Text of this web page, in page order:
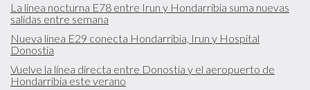
La línea nocturna E78 entre Irun y Hondarribia suma nuevas
salidas entre semana
Nueva línea E29 conecta Hondarribia, Irun y Hospital
Donostia
Vuelve la línea directa entre Donostia y el aeropuerto de
Hondarribia este verano